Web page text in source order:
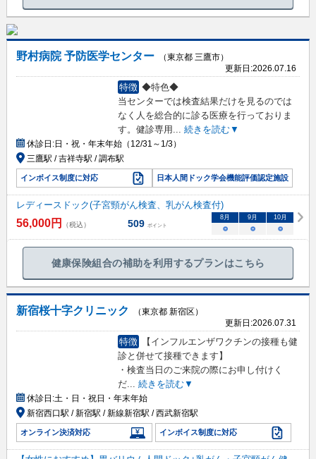
野村病院 予防医学センター
（東京都 三鷹市）
更新日:2026.07.16
特徴 ◆特色◆
当センターでは検査結果だけを見るのでは
なく人を総合的に診る医療を行っておりま
す。健診専用
続きを読む▼
休診日:日・祝・年末年始（12/31～1/3）
三鷹駅 / 吉祥寺駅 / 調布駅
インボイス制度に対応 日本人間ドック学会機能評価認定施設
レディースドック(子宮頸がん検査、乳がん検査付)
56,000円 （税込） 509 ポイント
8 月 9 月 10月
○ ○ ○
健康保険組合の補助を利用するプランはこちら
新宿桜十字クリニック
（東京都 新宿区）
更新日:2026.07.31
特徴
【インフルエンザワクチンの接種も健
診と併せて接種できます】
・検査当日のご来院の際にお申し付けく
だ... 続きを読む▼
休診日:土・日・祝日・年末年始
新宿西口駅 / 新宿駅 / 新線新宿駅 / 西武新宿駅
オンライン決済対応 インボイス制度に対応